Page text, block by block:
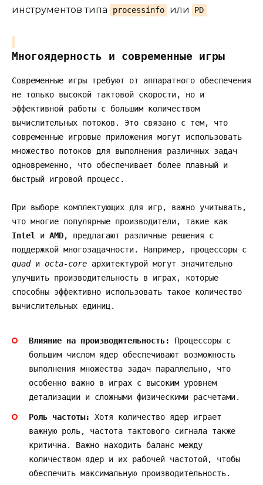
инструментов типа
processinfo или PD
Многоядерность и современные игры
Современные игры требуют от аппаратного обеспечения
не только высокой тактовой скорости, но и
эффективной работы с большим количеством
вычислительных потоков. Это связано с тем, что
современные игровые приложения могут использовать
множество потоков для выполнения различных задач
одновременно, что обеспечивает более плавный и
быстрый игровой процесс.
При выборе комплектующих для игр, важно учитывать,
что многие популярные производители, такие как
Intel и AMD, предлагают различные решения с
поддержкой многозадачности. Например, процессоры с
quadи octa-core архитектурой могут значительно
улучшить производительность в играх, которые
способны эффективно использовать такое количество
вычислительных единиц.
Влияние на производительность:
Процессоры с
большим числом ядер обеспечивают возможность
выполнения множества задач параллельно, что
особенно важно в играх с высоким уровнем
детализации и сложными физическими расчетами.
Роль частоты:
Хотя количество ядер играет
важную роль, частота тактового сигнала также
критична. Важно находить баланс между
количеством ядер и их рабочей частотой, чтобы
обеспечить максимальную производительность.